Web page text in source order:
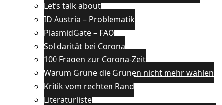
Let’s talk about
ID Austria – Problematik
PlasmidGate – FAQ
Solidarität bei Corona
100 Fragen zur Corona-Zeit
Warum Grüne die Grünen nicht mehr wählen
Kritik vom rechten Rand
Literaturliste